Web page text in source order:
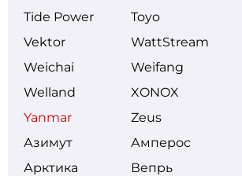
Tide Power
Toyo
Vektor
WattStream
Weichai
Weifang
Welland
XONOX
Yanmar
Zeus
Азимут
Амперос
Арктика
Вепрь